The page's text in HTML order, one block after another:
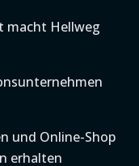
macht Hellweg
und Online-Shop
erhalten